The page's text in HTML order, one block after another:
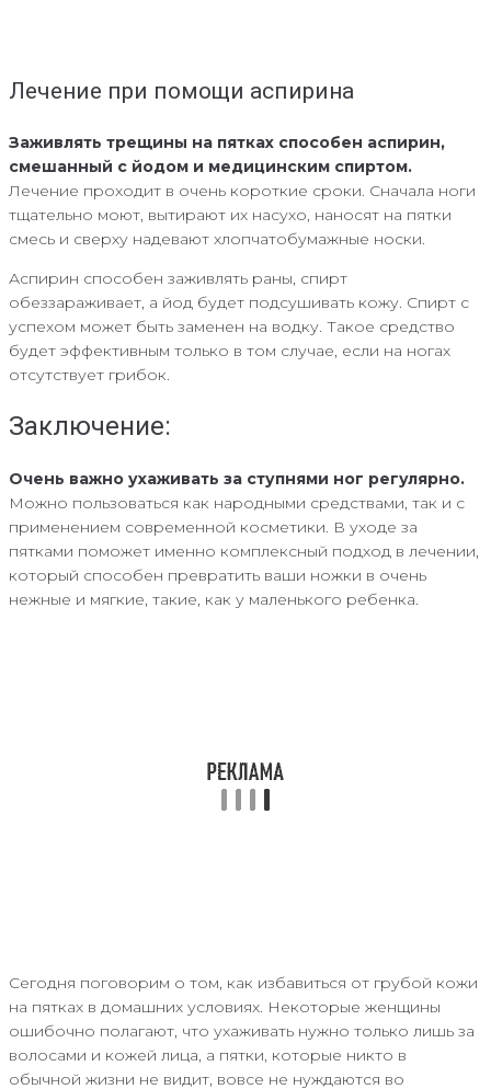
Лечение при помощи аспирина
Заживлять трещины на пятках способен аспирин,
смешанный с йодом и медицинским спиртом.
Лечение проходит в очень короткие сроки. Сначала ноги
тщательно моют, вытирают их насухо, наносят на пятки
смесь и сверху надевают хлопчатобумажные носки.
Аспирин способен заживлять раны, спирт
обеззараживает, а йод будет подсушивать кожу. Спирт с
успехом может быть заменен на водку. Такое средство
будет эффективным только в том случае, если на ногах
отсутствует грибок.
Заключение:
Очень важно ухаживать за ступнями ног регулярно.
Можно пользоваться как народными средствами, так и с
применением современной косметики. В уходе за
пятками поможет именно комплексный подход в лечении,
который способен превратить ваши ножки в очень
нежные и мягкие, такие, как у маленького ребенка.
Сегодня поговорим о том, как избавиться от грубой кожи
на пятках в домашних условиях. Некоторые женщины
ошибочно полагают, что ухаживать нужно только лишь за
волосами и кожей лица, а пятки, которые никто в
обычной жизни не видит, вовсе не нуждаются во